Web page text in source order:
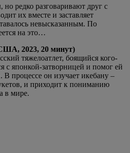
редко разговаривают друг с
их вместе и заставляет
невысказанным. По
на это…
2023, 20 минут)
тяжелоатлет, боящийся кого-
с японкой-затворницей и помог ей
В процессе он изучает икебану –
и приходит к пониманию
в мире.